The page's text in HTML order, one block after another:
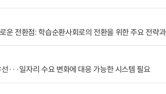
운 전환점: 학습순환사회로의 전환을 위한 주요 전략과
···일자리 수요 변화에 대응 가능한 시스템 필요